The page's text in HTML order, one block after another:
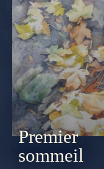
Premier
sommeil